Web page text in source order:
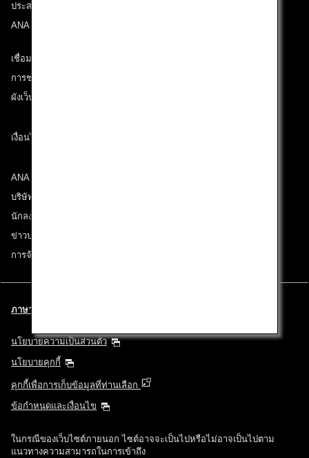
ประสบการณ์ ANA
ANA Mileage Club
เชื่อมต่อกับ ANA
การช่วยเหลือด้านเทคนิค (ความสามารถในการเข้าถึง)
ผังเว็บไซต์
เงื่อนไขการขนส่ง
ANA Group
บริษัทในเครือ
นักลงทุนสัมพันธ์
ข่าวประชาสัมพันธ์
การจ้างงาน
ภาษาไทย l Thailand (เลือกเมืองและภาษาของท่าน)
นโยบายความเป็นส่วนตัว
นโยบายคุกกี้
คุกกี้เพื่อการเก็บข้อมูลที่ท่านเลือก
ข้อกำหนดและเงื่อนไข
ในกรณีของเว็บไซต์ภายนอก ไซต์อาจจะเป็นไปหรือไม่อาจเป็นไปตาม
แนวทางความสามารถในการเข้าถึง